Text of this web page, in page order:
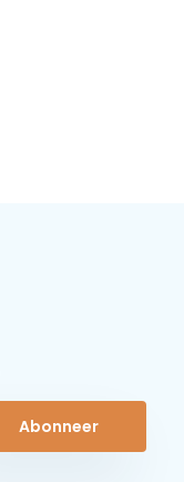
Abonneer